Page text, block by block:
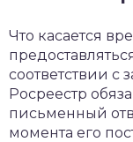
Что касается
соответствии
Росреестр
письменный
момента его